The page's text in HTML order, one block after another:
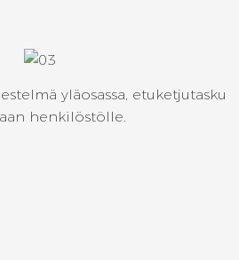
yläosassa, etuketjutasku
henkilöstölle.